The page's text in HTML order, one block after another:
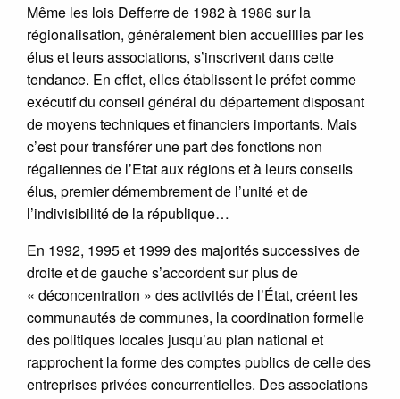
Même les lois Defferre de 1982 à 1986 sur la
régionalisation, généralement bien accueillies par les
élus et leurs associations, s’inscrivent dans cette
tendance. En effet, elles établissent le préfet comme
exécutif du conseil général du département disposant
de moyens techniques et financiers importants. Mais
c’est pour transférer une part des fonctions non
régaliennes de l’Etat aux régions et à leurs conseils
élus, premier démembrement de l’unité et de
l’indivisibilité de la république…
En 1992, 1995 et 1999 des majorités successives de
droite et de gauche s’accordent sur plus de
« déconcentration » des activités de l’État, créent les
communautés de communes, la coordination formelle
des politiques locales jusqu’au plan national et
rapprochent la forme des comptes publics de celle des
entreprises privées concurrentielles. Des associations